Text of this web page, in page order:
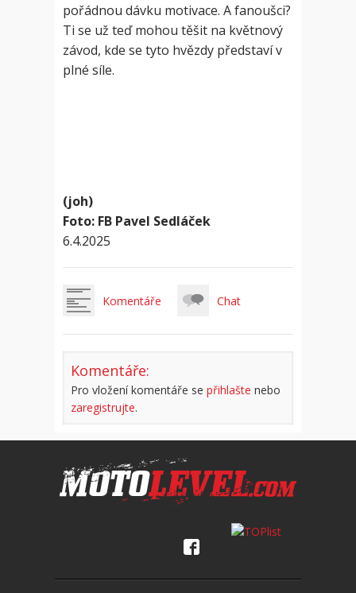
pořádnou dávku motivace. A fanoušci?
Ti se už teď mohou těšit na květnový
závod, kde se tyto hvězdy představí v
plné síle.
(joh)
Foto: FB Pavel Sedláček
6.4.2025
Komentáře Chat
Komentáře:
Pro vložení komentáře se přihlašte nebo
zaregistrujte.